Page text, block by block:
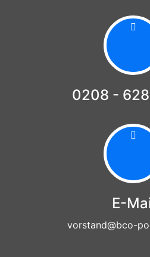
0208 -
E-
vorstand@bco-